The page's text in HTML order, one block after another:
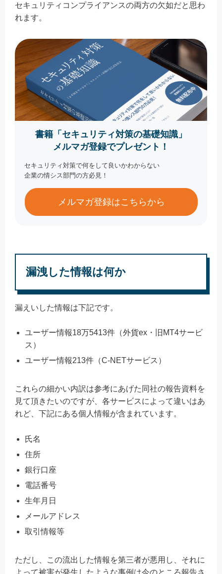
セキュリティコンプライアンスの両方の欠如だと思わ
れます。
書籍「セキュリティ対策の基礎知識」
メルマガ登録でプレゼント！
セキュリティ対策で何をして良いかわからない
企業の情シス部門の方必見！
メルマガ登録はこちらから
漏洩した情報は何か
漏えいした情報は下記です。
ユーザー情報18万5413件（外貨ex・旧MT4サービ
ス）
ユーザー情報213件（C-NETサービス）
これらの細かい内訳は参考にあげた同社の報告資料を
見て頂きたいのですが、各サービスによって違いはあ
れど、下記にある個人情報が含まれています。
氏名
住所
銀行口座
電話番号
生年月日
メールアドレス
取引情報等
ただし、この流出した情報を第三者が悪用し、それに
よって被害が発生したような事例は今のところ報告さ